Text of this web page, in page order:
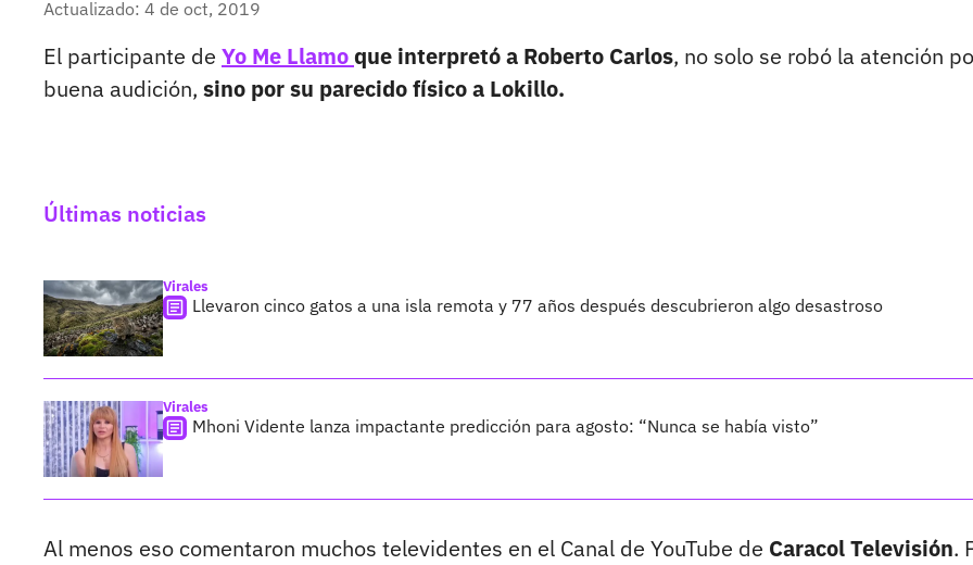
Actualizado: 4 de oct, 2019
El participante de Yo Me Llamoque interpretó a Roberto Carlos, no solo se robó la atención
buena audición, sino por su parecido físico a Lokillo.
Últimas noticias
Virales
Llevaron cinco gatos a una isla remota y 77 años después descubrieron algo desastroso
Virales
Mhoni Vidente lanza impactante predicción para agosto: “Nunca se había visto”
Al menos eso comentaron muchos televidentes en el Canal de YouTube de Caracol Televisión.